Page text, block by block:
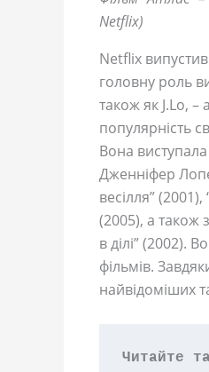
Netflix)
Netflix
головну роль
також як J.Lo,
популярність
Вона
Дженніфер
весілля”
(2005), а також
в ділі” (2002).
фільмів.
найвідоміших
Читайте